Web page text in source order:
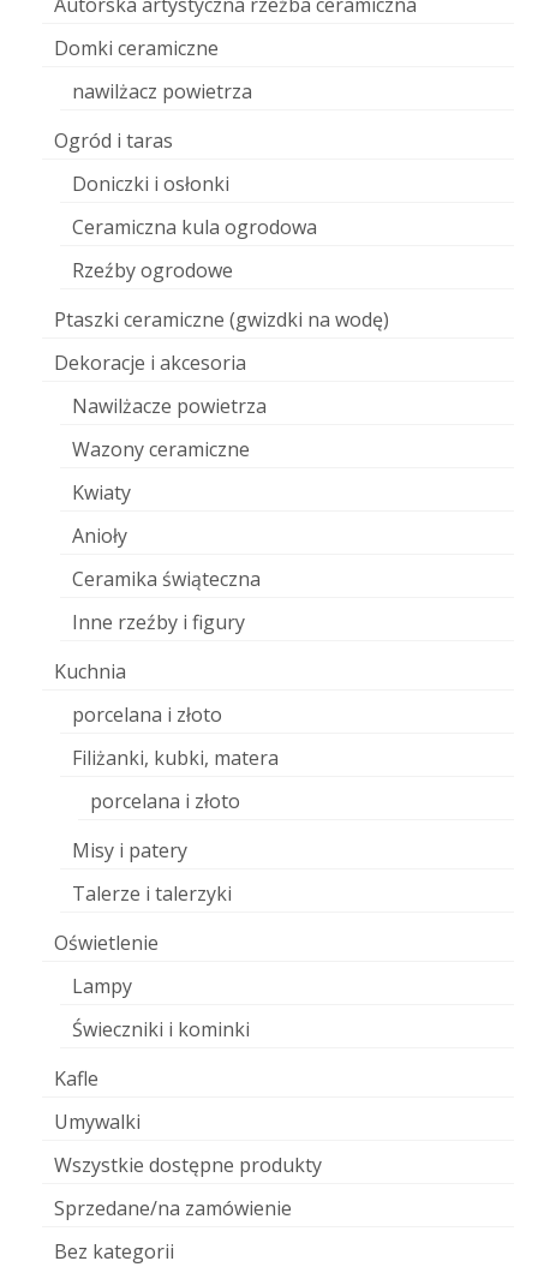
Domki ceramiczne
nawilżacz powietrza
Ogród i taras
Doniczki i osłonki
Ceramiczna kula ogrodowa
Rzeźby ogrodowe
Ptaszki ceramiczne (gwizdki na wodę)
Dekoracje i akcesoria
Nawilżacze powietrza
Wazony ceramiczne
Kwiaty
Anioły
Ceramika świąteczna
Inne rzeźby i figury
Kuchnia
porcelana i złoto
Filiżanki, kubki, matera
porcelana i złoto
Misy i patery
Talerze i talerzyki
Oświetlenie
Lampy
Świeczniki i kominki
Kafle
Umywalki
Wszystkie dostępne produkty
Sprzedane/na zamówienie
Bez kategorii